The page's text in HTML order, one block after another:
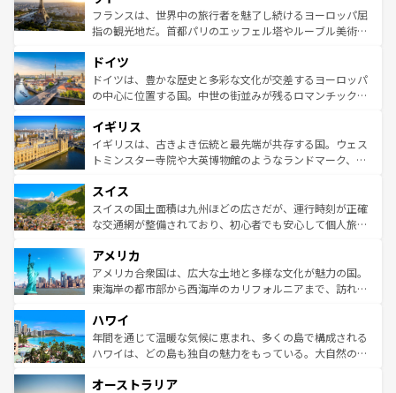
しい。
る。首都マドリードの洗練された雰囲気や、バルセロナの
アートに溢れた街角から、地方では古代ローマ遺跡や中世
せる。地方によって風土や気候が異なるスペインはその個
性で訪れる人を魅了する。 なお、新着のスペイン情報は コ
ンテンツ一覧を参照してほしい。
フランスは、世界中の旅行者を魅了し続けるヨーロッパ屈
指の観光地だ。首都パリのエッフェル塔やルーブル美術館
で、幅広い魅力が詰まっている。華麗な宮殿、歴史的な大
聖堂、美しいビーチ、そして豊かな自然が、訪れる者を心
から魅了する。また、フランスは美食の国としても知ら
いる。シャンパンの発祥地であるランス、プロヴァンスの
香り高いラベンダー畑など、多彩な楽しみ方が可能だ。さ
らに、パリ以外の地域にも魅力が溢れており、どの街角に
れる地方に足を運ぶとそれぞれで全く異なる文化を体験で
きるだろう。 なお、新着のフランス情報はコンテンツ一覧
を参照してほしい。
ドイツ
ドイツは、豊かな歴史と多彩な文化が交差するヨーロッパ
の中心に位置する国。中世の街並みが残るロマンチック街
顔を持つこの国は、どこを歩いても飽きることがない。ベ
ルリンの文化的活気、バイエルン州のアルプスの絶景、そ
してライン川沿いのワイン畑といった風景は必見。ビール
は、お酒好きな人にはぜひ体験してほしい。 なお、新着の
ドイツ情報はコンテンツ一覧を参照してほしい。
イギリス
イギリスは、古きよき伝統と最先端が共存する国。ウェス
トミンスター寺院や大英博物館のようなランドマーク、歴
リアごとに異なる魅力がある。また、優雅なアフタヌーン
ティー、ビール好きにはたまらない英国パブ、サッカー観
戦など、本場だからこそできる体験も豊富。イギリスを旅
ンツ一覧を参照してほしい。
スイス
スイスの国土面積は九州ほどの広さだが、運行時刻が正確
な交通網が整備されており、初心者でも安心して個人旅行
の建物がそのまま残る町や、スイスならではのユニークな
博物館もあり、アルプス観光だけでなく町歩きも満喫する
ことができる。国民の所得が高いため物価も高いが、旅行
ば市内交通費無料で観光を楽しむこともできる。 なお、新
着のスイス情報はコンテンツ一覧 を参照してほしい。
アメリカ
アメリカ合衆国は、広大な土地と多様な文化が魅力の国。
東海岸の都市部から西海岸のカリフォルニアまで、訪れる
のような巨大都市は、観光、ショッピング、エンターテイ
ンメントが詰まった刺激的なスポットだ。一方、アメリカ
西部には大自然が広がり、グランドキャニオンやイエロー
部のニューオーリンズでは、音楽と美食が融合した独特の
ハワイ
年間を通じて温暖な気候に恵まれ、多くの島で構成される
ハワイは、どの島も独自の魅力をもっている。大自然の神
ワイ島は見逃せない。また、定番の観光地といえばオアフ
オーストラリア